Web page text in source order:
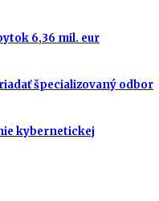
6,36 mil. eur
špecializovaný odbor
kybernetickej